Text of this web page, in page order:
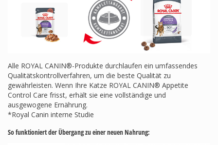
Alle ROYAL CANIN®-Produkte durchlaufen ein umfassendes
Qualitätskontrollverfahren, um die beste Qualität zu
gewährleisten. Wenn Ihre Katze ROYAL CANIN® Appetite
Control Care frisst, erhält sie eine vollständige und
ausgewogene Ernährung.
*Royal Canin interne Studie
So funktioniert der Übergang zu einer neuen Nahrung: